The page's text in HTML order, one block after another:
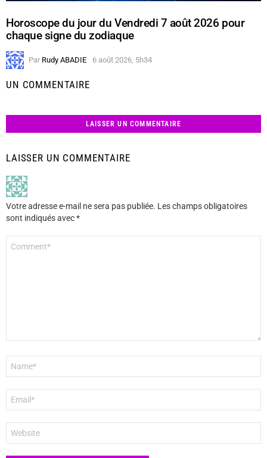
Horoscope du jour du Vendredi 7 août 2026 pour
chaque signe du zodiaque
Par Rudy ABADIE 6 août 2026, 5h34
UN COMMENTAIRE
LAISSER UN COMMENTAIRE
LAISSER UN COMMENTAIRE
Votre adresse e-mail ne sera pas publiée. Les champs obligatoires
sont indiqués avec*
mail
*
web